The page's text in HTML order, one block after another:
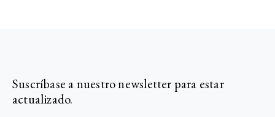
Suscríbase a nuestro newsletter para estar
actualizado.